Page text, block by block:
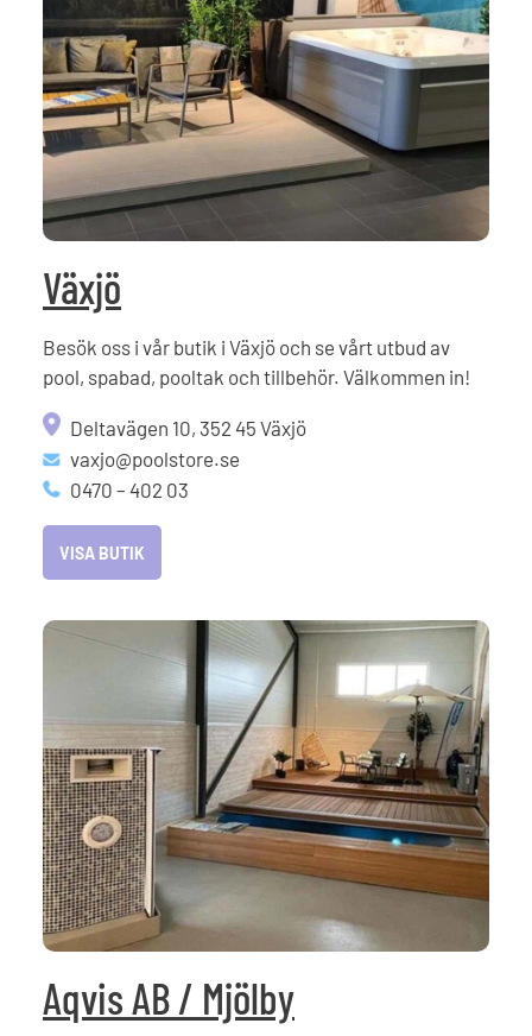
Växjö
Besök oss i vår butik i Växjö och se vårt utbud av
pool, spabad, pooltak och tillbehör. Välkommen in!
Deltavägen 10, 352 45 Växjö
vaxjo@poolstore.se
0470 – 402 03
VISA BUTIK
Aqvis AB / Mjölby